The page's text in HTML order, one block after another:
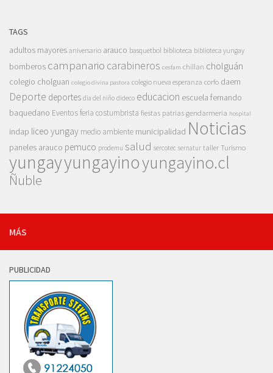
TAGS
adultos mayores aniversario arauco basquetbol biblioteca biblioteca yungay
bomberos campanario carabineros cesfam chillan cholguán
colegio cholguan colegio divina pastora colegio nueva esperanza corfo daem
Deporte deportes dia del niño dideco educacion escuela fernando
baquedano Eventosferia costumbrista fiestas patrias gendarmeria hospital
indap liceo yungay medio ambiente municipalidad Noticias
paneles arauco pemuco prodemu salud sercotec sernatur taller Turismo
yungayyungayinoyungayino.cl
Ñuble
MÁS
PUBLICIDAD